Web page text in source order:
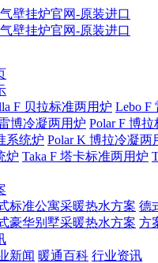
F 贝拉标准两用炉 Lebo F
博冷凝两用炉 Polar F 博
系统炉 Polar K 博拉冷凝两
炉 Taka F 塔卡标准两用炉
标准公寓采暖热水方案 德
豪华别墅采暖热水方案 方
新闻 暖通百科 行业资讯